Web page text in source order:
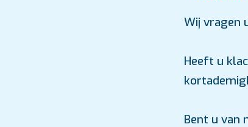
Wij vragen
Heeft u
Bent u van